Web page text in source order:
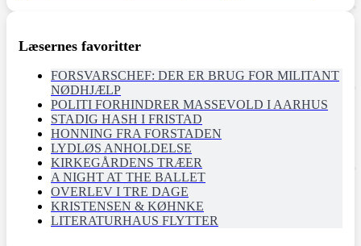
Læsernes favoritter
FORSVARSCHEF: DER ER BRUG FOR MILITANT
NØDHJÆLP
POLITI FORHINDRER MASSEVOLD I AARHUS
STADIG HASH I FRISTAD
HONNING FRA FORSTADEN
LYDLØS ANHOLDELSE
KIRKEGÅRDENS TRÆER
A NIGHT AT THE BALLET
OVERLEV I TRE DAGE
KRISTENSEN & KØHNKE
LITERATURHAUS FLYTTER